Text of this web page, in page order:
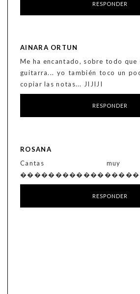
RESPONDER
AINARA ORTUN
Me ha encantado, sobre todo que
guitarra... yo también toco un
copiar las notas... JIJIJI
RESPONDER
ROSANA
Cantas
RESPONDER